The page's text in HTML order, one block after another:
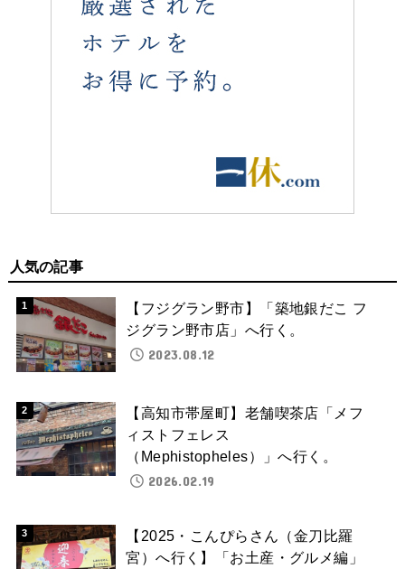
人気の記事
【フジグラン野市】「築地銀だこ フ
ジグラン野市店」へ行く。
2023.08.12
【高知市帯屋町】老舗喫茶店「メフ
ィストフェレス
（Mephistopheles）」へ行く。
2026.02.19
【2025・こんぴらさん（金刀比羅
宮）へ行く】「お土産・グルメ編」